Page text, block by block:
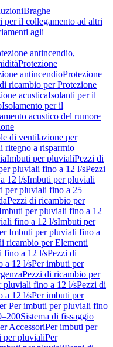
Braghe
per il collegamento ad altri
agli
antincendio,
Protezione
antincendioProtezione
ricambio per Protezione
acusticaIsolanti per il
Isolamento per il
acustico del rumore
di ventilazione per
ritegno a risparmio
Imbuti per pluvialiPezzi di
pluviali fino a 12 l/sPezzi
12 l/sImbuti per pluviali
per pluviali fino a 25
Pezzi di ricambio per
per pluviali fino a 12
fino a 12 l/sImbuti per
Imbuti per pluviali fino a
ricambio per Elementi
fino a 12 l/sPezzi di
a 12 l/sPer imbuti per
Pezzi di ricambio per
pluviali fino a 12 l/sPezzi di
a 12 l/sPer imbuti per
Per imbuti per pluviali fino
Sistema di fissaggio
AccessoriPer imbuti per
per pluvialiPer